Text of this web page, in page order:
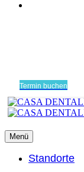
Termin buchen
Menü
Standorte